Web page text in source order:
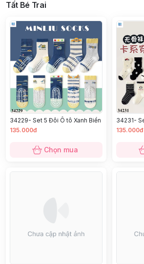
Tất Bé Trai
34229- Set 5 Đôi Ô tô Xanh Biển
135.000đ
Chọn mua
34231-
135.000đ